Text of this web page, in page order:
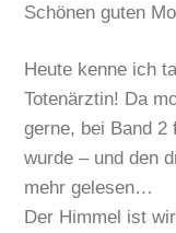
Schönen guten
Heute kenne ich
Totenärztin! Da
gerne, bei Band
wurde – und den
mehr gelesen…
Der Himmel ist